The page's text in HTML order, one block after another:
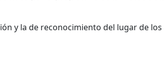
y la de reconocimiento del lugar de los